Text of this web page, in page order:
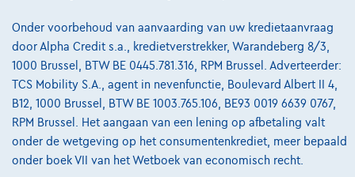
Onder voorbehoud van aanvaarding van uw kredietaanvraag
door Alpha Credit s.a., kredietverstrekker, Warandeberg 8/3,
1000 Brussel, BTW BE 0445.781.316, RPM Brussel. Adverteerder:
TCS Mobility S.A., agent in nevenfunctie, Boulevard Albert II 4,
B12, 1000 Brussel, BTW BE 1003.765.106, BE93 0019 6639 0767,
RPM Brussel. Het aangaan van een lening op afbetaling valt
onder de wetgeving op het consumentenkrediet, meer bepaald
onder boek VII van het Wetboek van economisch recht.